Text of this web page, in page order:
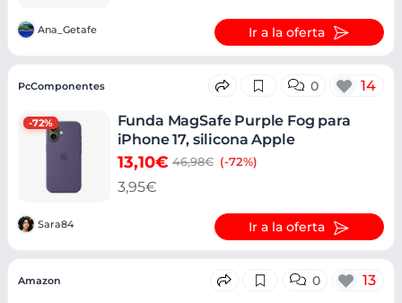
Ana_Getafe Ir a la oferta
-72%
PcComponentes 0 14
Funda MagSafe Purple Fog para
iPhone 17, silicona Apple
13,10€ 46,98€ (-72%)
3,95€
Sara84 Ir a la oferta
Amazon 0 13